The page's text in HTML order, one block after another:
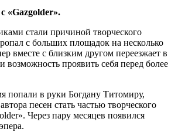
«Gazgolder».
стали причиной творческого
с больших площадок на несколько
вместе с близким другом переезжает в
возможность проявить себя перед более
попали в руки Богдану Титомиру,
песен стать частью творческого
Через пару месяцев появился